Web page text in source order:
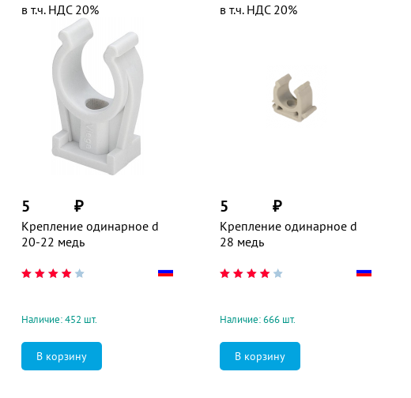
Крепление одинарное d
20-22 медь
5 ₽
в т.ч. НДС 20%
Наличие: 452 шт.
Крепление одинарное d
28 медь
5 ₽
в т.ч. НДС 20%
Наличие: 666 шт.